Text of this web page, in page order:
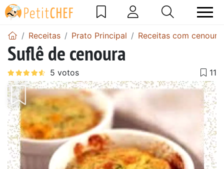
Receitas Prato Principal Receitas com cenoura
Suflê de cenoura